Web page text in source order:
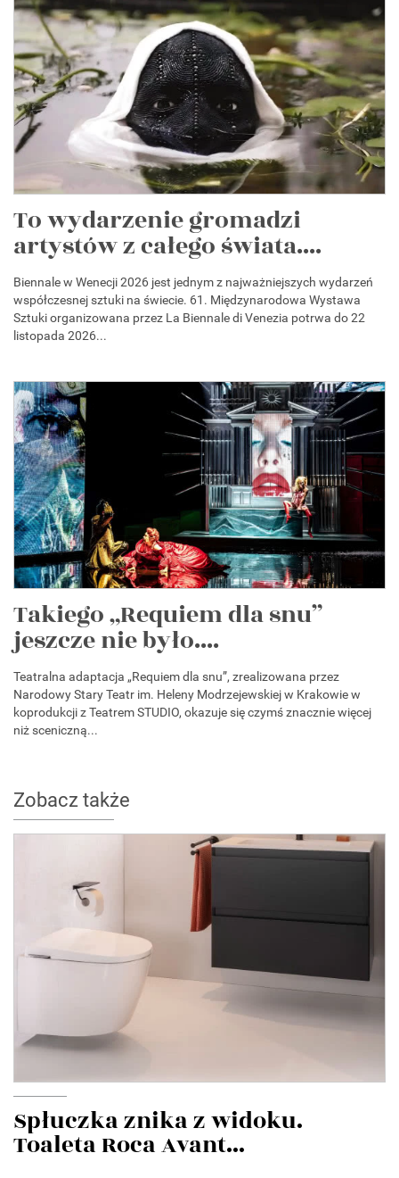
To wydarzenie gromadzi
artystów z całego świata....
Biennale w Wenecji 2026 jest jednym z najważniejszych wydarzeń
współczesnej sztuki na świecie. 61. Międzynarodowa Wystawa
Sztuki organizowana przez La Biennale di Venezia potrwa do 22
listopada 2026...
Takiego „Requiem dla snu”
jeszcze nie było....
Teatralna adaptacja „Requiem dla snu”, zrealizowana przez
Narodowy Stary Teatr im. Heleny Modrzejewskiej w Krakowie w
koprodukcji z Teatrem STUDIO, okazuje się czymś znacznie więcej
niż sceniczną...
Zobacz także
Spłuczka znika z widoku.
Toaleta Roca Avant...